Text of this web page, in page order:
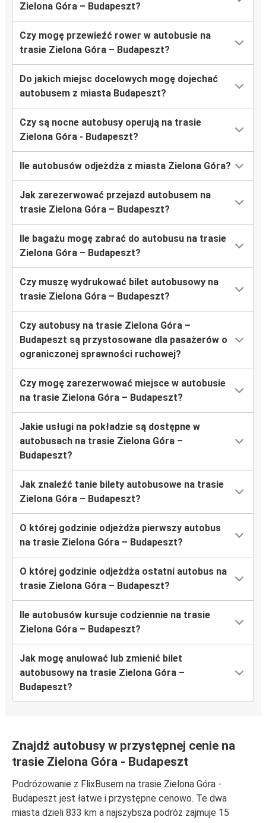
Zielona Góra – Budapeszt?
Czy mogę przewieźć rower w autobusie na
trasie Zielona Góra – Budapeszt?
Do jakich miejsc docelowych mogę dojechać
autobusem z miasta Budapeszt?
Czy są nocne autobusy operują na trasie
Zielona Góra - Budapeszt?
Ile autobusów odjeżdża z miasta Zielona Góra?
Jak zarezerwować przejazd autobusem na
trasie Zielona Góra – Budapeszt?
Ile bagażu mogę zabrać do autobusu na trasie
Zielona Góra – Budapeszt?
Czy muszę wydrukować bilet autobusowy na
trasie Zielona Góra – Budapeszt?
Czy autobusy na trasie Zielona Góra –
Budapeszt są przystosowane dla pasażerów o
ograniczonej sprawności ruchowej?
Czy mogę zarezerwować miejsce w autobusie
na trasie Zielona Góra – Budapeszt?
Jakie usługi na pokładzie są dostępne w
autobusach na trasie Zielona Góra –
Budapeszt?
Jak znaleźć tanie bilety autobusowe na trasie
Zielona Góra – Budapeszt?
O której godzinie odjeżdża pierwszy autobus
na trasie Zielona Góra – Budapeszt?
O której godzinie odjeżdża ostatni autobus na
trasie Zielona Góra – Budapeszt?
Ile autobusów kursuje codziennie na trasie
Zielona Góra – Budapeszt?
Jak mogę anulować lub zmienić bilet
autobusowy na trasie Zielona Góra –
Budapeszt?
Znajdź autobusy w przystępnej cenie na
trasie Zielona Góra - Budapeszt
Podróżowanie z FlixBusem na trasie Zielona Góra -
Budapeszt jest łatwe i przystępne cenowo. Te dwa
miasta dzieli 833 km a najszybsza podróż zajmuje 15